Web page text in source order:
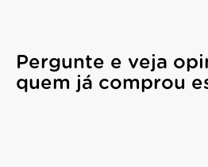
Pergunte e veja
quem já comprou